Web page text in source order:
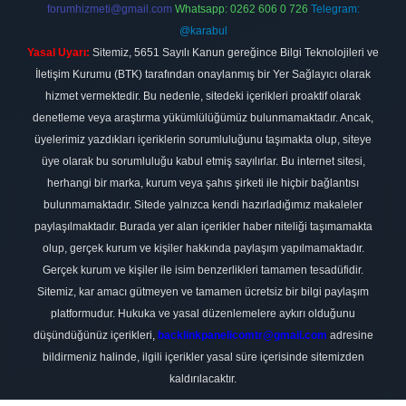
forumhizmeti@gmail.com Whatsapp: 0262 606 0 726 Telegram:
@karabul
Yasal Uyarı: Sitemiz, 5651 Sayılı Kanun gereğince Bilgi Teknolojileri ve
İletişim Kurumu (BTK) tarafından onaylanmış bir Yer Sağlayıcı olarak
hizmet vermektedir. Bu nedenle, sitedeki içerikleri proaktif olarak
denetleme veya araştırma yükümlülüğümüz bulunmamaktadır. Ancak,
üyelerimiz yazdıkları içeriklerin sorumluluğunu taşımakta olup, siteye
üye olarak bu sorumluluğu kabul etmiş sayılırlar. Bu internet sitesi,
herhangi bir marka, kurum veya şahıs şirketi ile hiçbir bağlantısı
bulunmamaktadır. Sitede yalnızca kendi hazırladığımız makaleler
paylaşılmaktadır. Burada yer alan içerikler haber niteliği taşımamakta
olup, gerçek kurum ve kişiler hakkında paylaşım yapılmamaktadır.
Gerçek kurum ve kişiler ile isim benzerlikleri tamamen tesadüfidir.
Sitemiz, kar amacı gütmeyen ve tamamen ücretsiz bir bilgi paylaşım
platformudur. Hukuka ve yasal düzenlemelere aykırı olduğunu
düşündüğünüz içerikleri, backlinkpanelicomtr@gmail.com adresine
bildirmeniz halinde, ilgili içerikler yasal süre içerisinde sitemizden
kaldırılacaktır.